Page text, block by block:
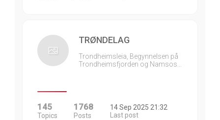
TRØNDELAG
Trondheimsleia, Begynnelsen på
Trondheimsfjorden og Namsos…
145
Topics
1768
Posts
14 Sep 2025 21:32
Last post